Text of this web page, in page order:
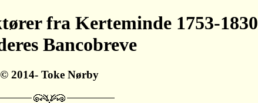
fra Kerteminde 1753-1830
Bancobreve
© 2014- Toke Nørby